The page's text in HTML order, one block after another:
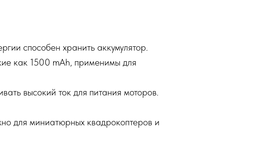
способен хранить аккумулятор.
как 1500 mAh, применимы для
высокий ток для питания моторов.
для миниатюрных квадрокоптеров и